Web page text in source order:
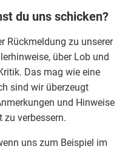
du uns schicken?
Rückmeldung zu unserer
über Lob und
Das mag wie eine
sind wir überzeugt
und Hinweise
zu verbessern.
uns zum Beispiel im